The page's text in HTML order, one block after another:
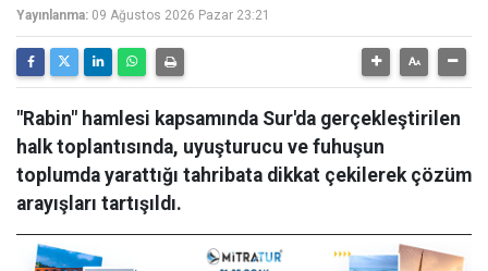
Yayınlanma: 09 Ağustos 2026 Pazar 23:21
"Rabin" hamlesi kapsamında Sur'da gerçekleştirilen
halk toplantısında, uyuşturucu ve fuhuşun
toplumda yarattığı tahribata dikkat çekilerek çözüm
arayışları tartışıldı.